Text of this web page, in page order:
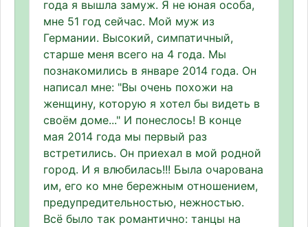
года я вышла замуж. Я не юная особа,
мне 51 год сейчас. Мой муж из
Германии. Высокий, симпатичный,
старше меня всего на 4 года. Мы
познакомились в январе 2014 года. Он
написал мне: "Вы очень похожи на
женщину, которую я хотел бы видеть в
своём доме..." И понеслось! В конце
мая 2014 года мы первый раз
встретились. Он приехал в мой родной
город. И я влюбилась!!! Была очарована
им, его ко мне бережным отношением,
предупредительностью, нежностью.
Всё было так романтично: танцы на